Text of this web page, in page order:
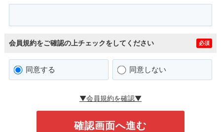
会員規約をご確認の上チェックをしてください 必須
同意する 同意しない
▼会員規約を確認▼